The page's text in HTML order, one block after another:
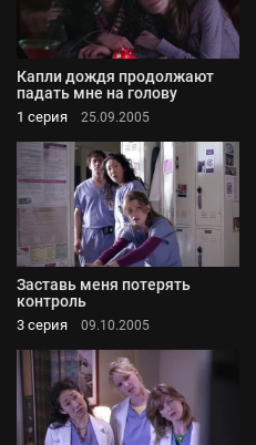
Капли дождя продолжают
падать мне на голову
1 серия 25.09.2005
Заставь меня потерять
контроль
3 серия 09.10.2005